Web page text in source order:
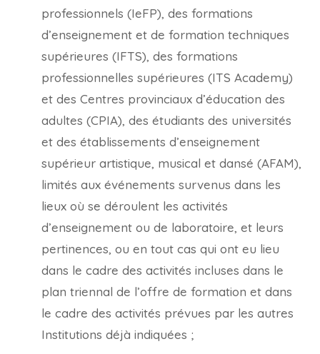
professionnels (IeFP), des formations
d’enseignement et de formation techniques
supérieures (IFTS), des formations
professionnelles supérieures (ITS Academy)
et des Centres provinciaux d’éducation des
adultes (CPIA), des étudiants des universités
et des établissements d’enseignement
supérieur artistique, musical et dansé (AFAM),
limités aux événements survenus dans les
lieux où se déroulent les activités
d’enseignement ou de laboratoire, et leurs
pertinences, ou en tout cas qui ont eu lieu
dans le cadre des activités incluses dans le
plan triennal de l’offre de formation et dans
le cadre des activités prévues par les autres
Institutions déjà indiquées ;